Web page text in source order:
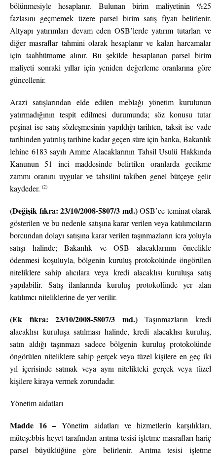
bölünmesiyle hesaplanır. Bulunan birim maliyetinin %25
fazlasını geçmemek üzere parsel birim satış fiyatı belirlenir.
Altyapı yatırımları devam eden OSB’lerde yatırım tutarları ve
diğer masraflar tahmini olarak hesaplanır ve kalan harcamalar
için taahhütname alınır. Bu şekilde hesaplanan parsel birim
maliyeti sonraki yıllar için yeniden değerleme oranlarına göre
güncellenir.
Arazi satışlarından elde edilen meblağı yönetim kurulunun
yatırmadığının tespit edilmesi durumunda; söz konusu tutar
peşinat ise satış sözleşmesinin yapıldığı tarihten, taksit ise vade
tarihinden yatırılış tarihine kadar geçen süre için banka, Bakanlık
lehine 6183 sayılı Amme Alacaklarının Tahsil Usulü Hakkında
Kanunun 51 inci maddesinde belirtilen oranlarda gecikme
zammı oranını uygular ve tahsilini takiben genel bütçeye gelir
kaydeder. (2)
(Değişik fıkra: 23/10/2008-5807/3 md.)OSB’ce teminat olarak
gösterilen ve bu nedenle satışına karar verilen veya katılımcıların
borcundan dolayı satışına karar verilen taşınmazların icra yoluyla
satışı halinde; Bakanlık ve OSB alacaklarının öncelikle
ödenmesi koşuluyla, bölgenin kuruluş protokolünde öngörülen
niteliklere sahip alıcılara veya kredi alacaklısı kuruluşa satış
yapılabilir. Satış ilanlarında kuruluş protokolünde yer alan
katılımcı niteliklerine de yer verilir.
(Ek fıkra: 23/10/2008-5807/3 md.)Taşınmazların kredi
alacaklısı kuruluşa satılması halinde, kredi alacaklısı kuruluş,
satın aldığı taşınmazı sadece bölgenin kuruluş protokolünde
öngörülen niteliklere sahip gerçek veya tüzel kişilere en geç iki
yıl içerisinde satmak veya aynı nitelikteki gerçek veya tüzel
kişilere kiraya vermek zorundadır.
Yönetim aidatları
Madde 16 –Yönetim aidatları ve hizmetlerin karşılıkları,
müteşebbis heyet tarafından arıtma tesisi işletme masrafları hariç
parsel büyüklüğüne göre belirlenir. Arıtma tesisi işletme